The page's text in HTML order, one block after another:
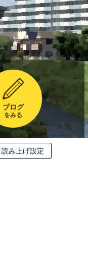
ブログ
をみる
読み上げ設定